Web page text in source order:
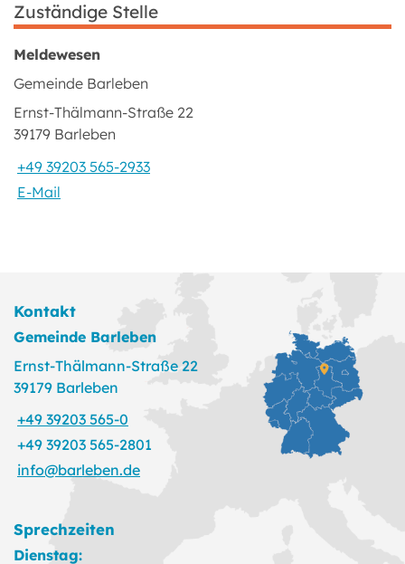
Zuständige Stelle
Meldewesen
Gemeinde Barleben
Ernst-Thälmann-Straße 22
39179 Barleben
+49 39203 565-2933
E-Mail
Kontakt
Gemeinde Barleben
Ernst-Thälmann-Straße 22
39179 Barleben
+49 39203 565-0
+49 39203 565-2801
info@barleben.de
Sprechzeiten
Dienstag: